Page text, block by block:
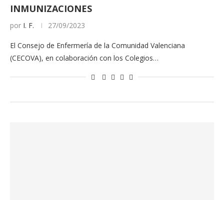
INMUNIZACIONES
por I. F. 27/09/2023
El Consejo de Enfermería de la Comunidad Valenciana
(CECOVA), en colaboración con los Colegios…